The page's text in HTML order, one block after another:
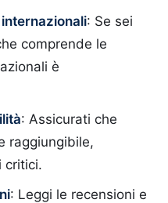
: Se sei
comprende le
è
: Assicurati che
raggiungibile,
critici.
: Leggi le recensioni e